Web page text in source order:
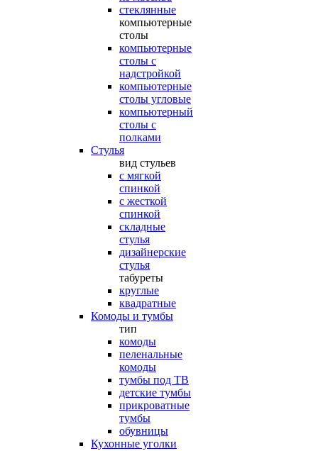
стеклянные
компьютерные
столы
компьютерные
столы с
надстройкой
компьютерные
столы угловые
компьютерный
столы с
полками
Стулья
вид стульев
с мягкой
спинкой
с жесткой
спинкой
складные
стулья
дизайнерские
стулья
табуреты
круглые
квадратные
Комоды и тумбы
тип
комоды
пеленальные
комоды
тумбы под ТВ
детские тумбы
прикроватные
тумбы
обувницы
Кухонные уголки